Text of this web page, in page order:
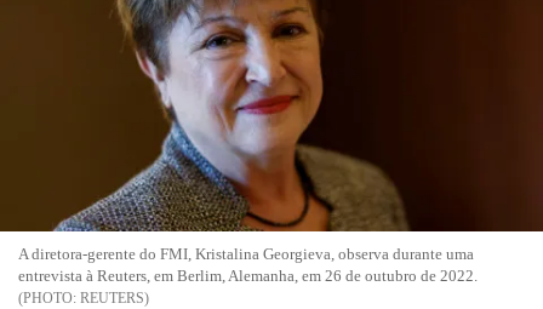
A diretora-gerente do FMI, Kristalina Georgieva, observa durante uma
entrevista à Reuters, em Berlim, Alemanha, em 26 de outubro de 2022.
REUTERS